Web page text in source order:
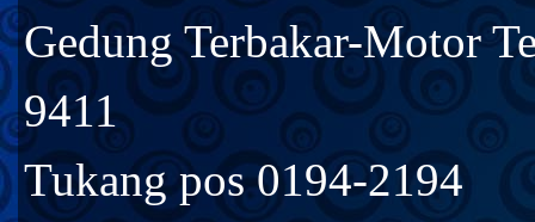
Gedung Terbakar-Motor
9411
Tukang pos 0194-2194